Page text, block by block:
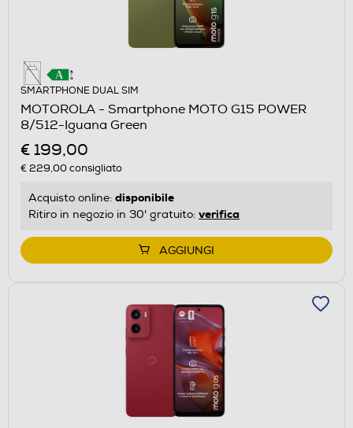
SMARTPHONE DUAL SIM
MOTOROLA - Smartphone MOTO G15 POWER
8/512-Iguana Green
€ 199,00
€ 229,00consigliato
Acquisto online: disponibile
Ritiro in negozio in 30' gratuito: verifica
AGGIUNGI